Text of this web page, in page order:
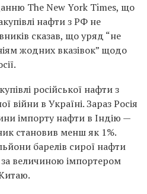
The New York Times, що
нафти з РФ не
сказав, що уряд “не
жодних вказівок” щодо
російської нафти з
війни в Україні. Зараз Росія
імпорту нафти в Індію —
становив менш як 1%.
барелів сирої нафти
величиною імпортером